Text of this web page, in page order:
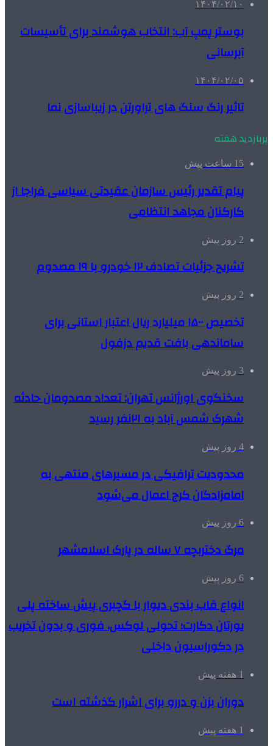
۱۴۰۴/۰۲/۱۰
بوستر پمپ آب: انتخاب هوشمند برای تأسیسات
آبرسانی
۱۴۰۴/۰۲/۰۵
تاثیر رنگ سنگ های تراورتن در زیباسازی نما
پربازدید هفته
15 ساعت پیش
پیام تقدیر رئیس سازمان عقیدتی سیاسی فراجا از
کارکنان مجاهد انتظامی
2 روز پیش
تشریح جزئیات تصادف ۱۲ خودرو با ۱۹ مصدوم
2 روز پیش
تخصیص ۱۵۰۰ میلیارد ریال اعتبار استانی برای
ساماندهی بافت قدیم دزفول
3 روز پیش
سخنگوی اورژانس تهران: تعداد مصدومان حادثه
شهرک شمس آباد به ۲۱نفر رسید
4 روز پیش
محدودیت ترافیکی در مسیرهای منتهی به
امامزادگان کرج اعمال می‌شود
6 روز پیش
مرگ دختربچه ۷ ساله در پارک اسلامشهر
6 روز پیش
انواع قاب بندی دیوار با گچبری پیش ساخته پلی
یورتان دکارت؛ تحولی لوکس، فوری و بدون تخریب
در دکوراسیون داخلی
1 هفته پیش
دوران بزن و دررو برای اشرار گذشته است
1 هفته پیش